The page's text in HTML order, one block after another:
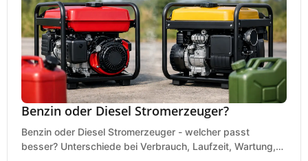
Benzin oder Diesel Stromerzeuger?
Benzin oder Diesel Stromerzeuger - welcher passt
besser? Unterschiede bei Verbrauch, Laufzeit, Wartung,